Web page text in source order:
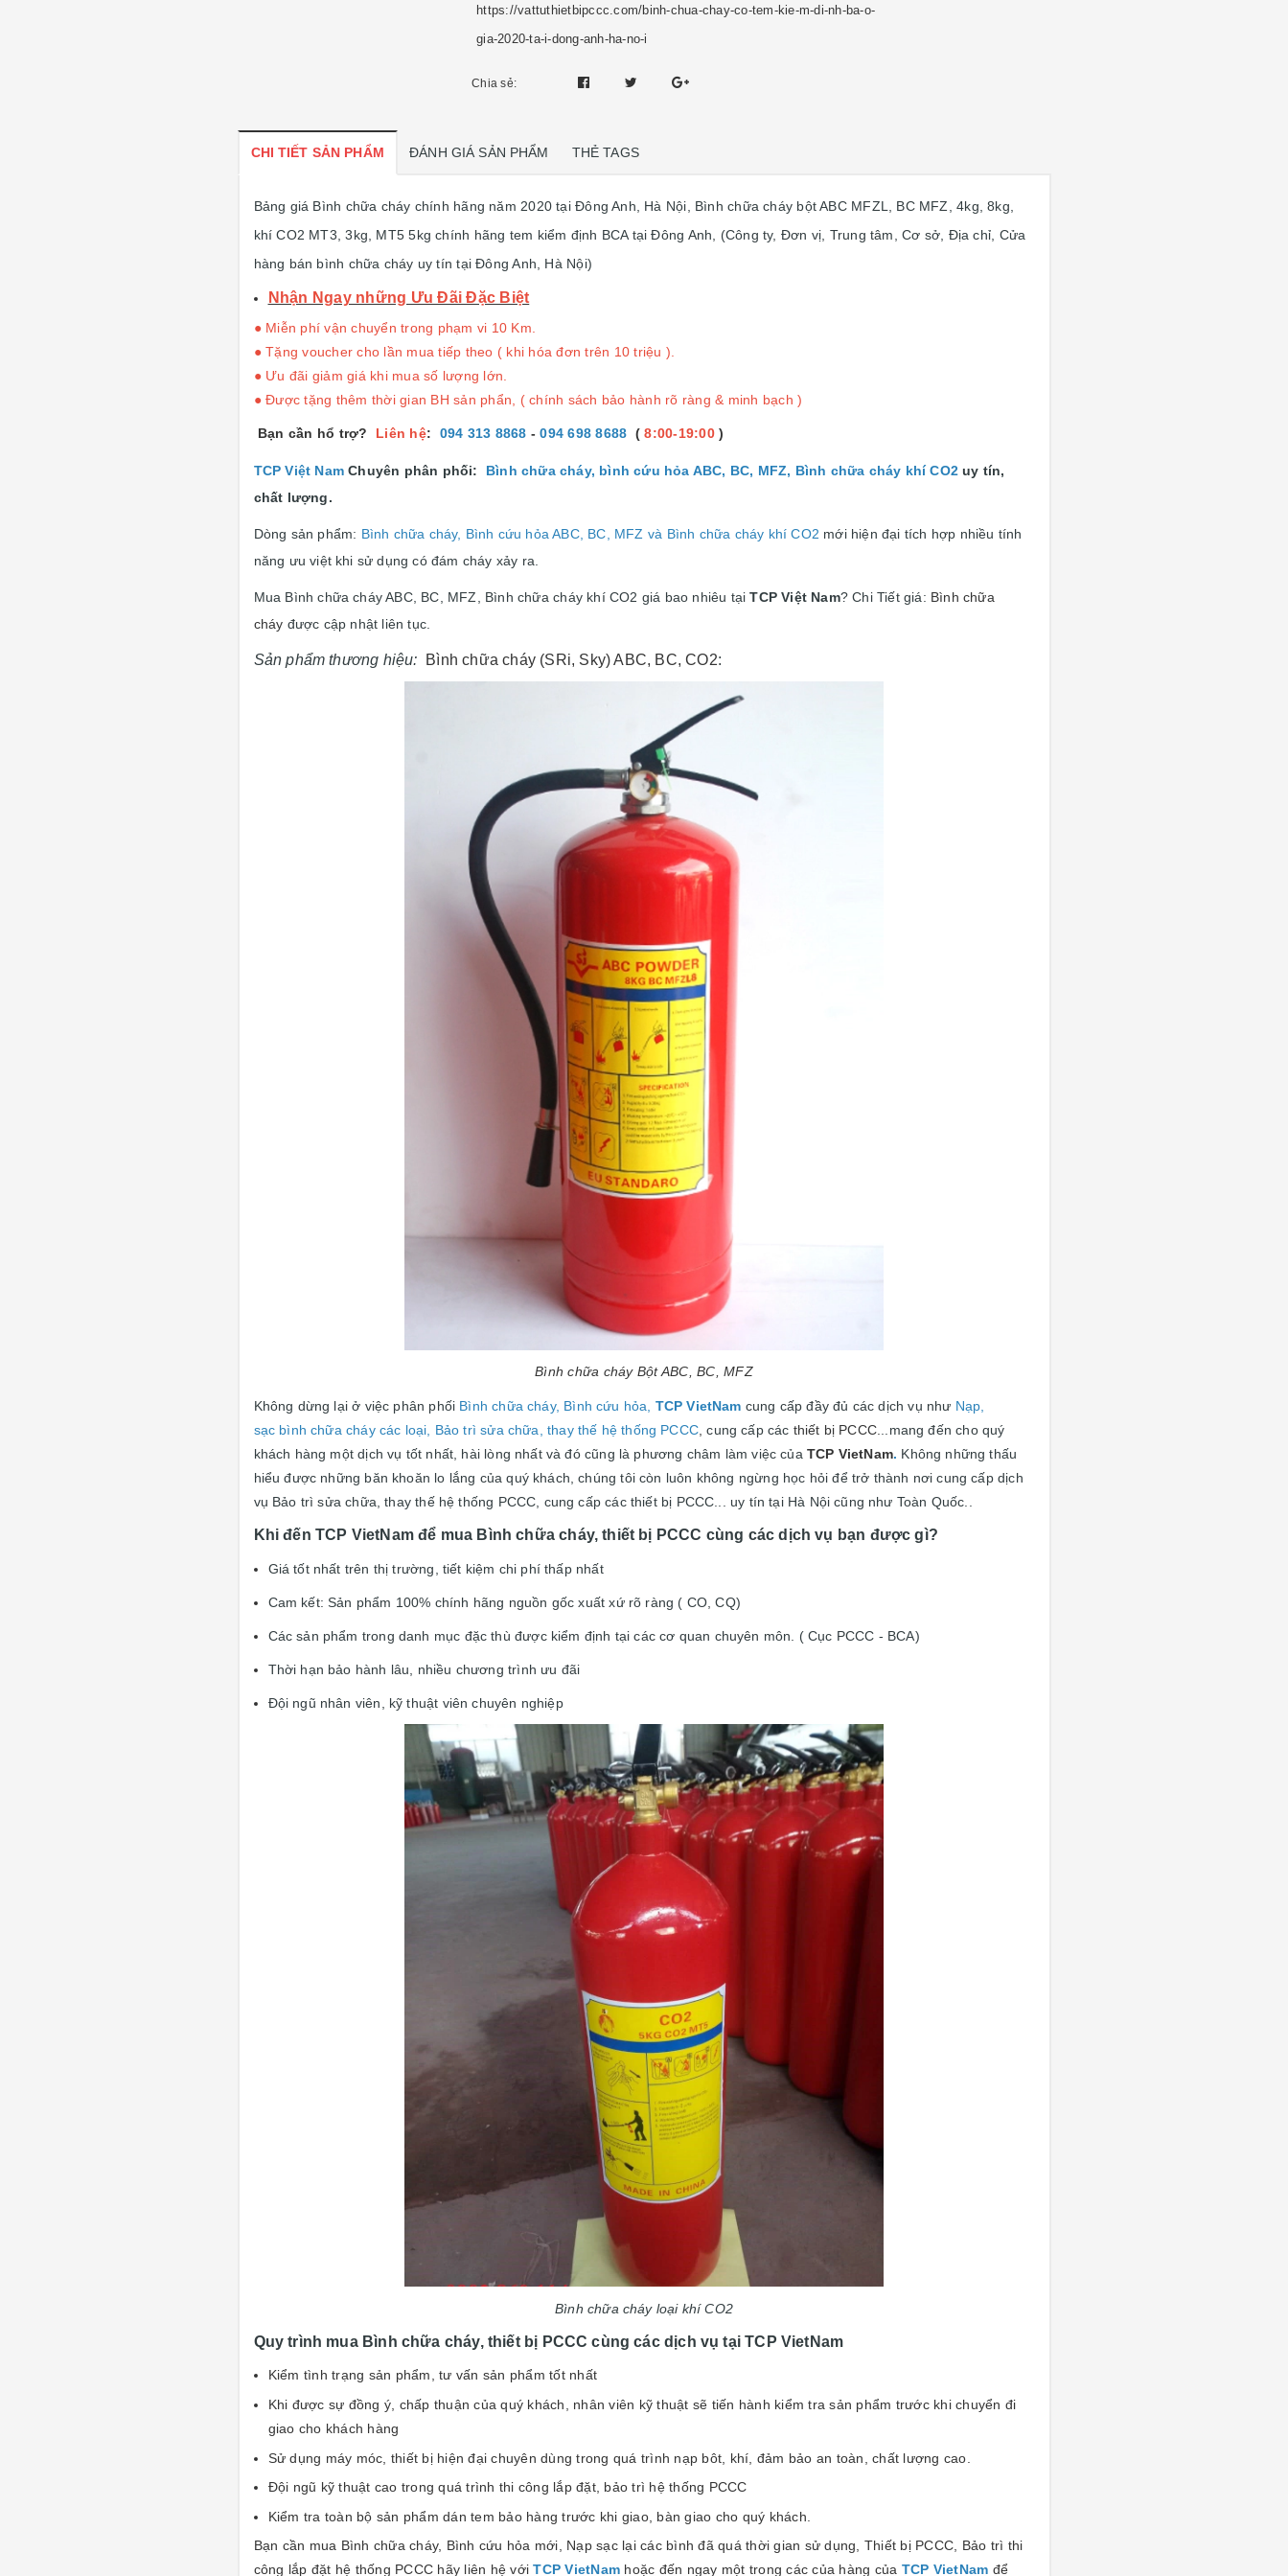
https://vattuthietbipccc.com/binh-chua-chay-co-tem-kie-m-di-nh-ba-o-
gia-2020-ta-i-dong-anh-ha-no-i
Chia sẻ:
CHI TIẾT SẢN PHẨM ĐÁNH GIÁ SẢN PHẨM THẺ TAGS
Bảng giá Bình chữa cháy chính hãng năm 2020 tại Đông Anh, Hà Nội, Bình chữa cháy bột ABC MFZL, BC MFZ, 4kg, 8kg,
khí CO2 MT3, 3kg, MT5 5kg chính hãng tem kiểm định BCA tại Đông Anh, (Công ty, Đơn vị, Trung tâm, Cơ sở, Địa chỉ, Cửa
hàng bán bình chữa cháy uy tín tại Đông Anh, Hà Nội)
Nhận Ngay những Ưu Đãi Đặc Biệt
● Miễn phí vận chuyển trong phạm vi 10 Km.
● Tặng voucher cho lần mua tiếp theo ( khi hóa đơn trên 10 triệu ).
● Ưu đãi giảm giá khi mua số lượng lớn.
● Được tặng thêm thời gian BH sản phẩn, ( chính sách bảo hành rõ ràng & minh bạch )
Bạn cần hổ trợ? Liên hệ: 094 313 8868 -094 698 8688 (8:00-19:00 )
TCP Việt NamChuyên phân phối: Bình chữa cháy, bình cứu hỏa ABC, BC, MFZ, Bình chữa cháy khí CO2uy tín,
chất lượng.
Dòng sản phẩm: Bình chữa cháy, Bình cứu hỏa ABC, BC, MFZ và Bình chữa cháy khí CO2 mới hiện đại tích hợp nhiều tính
năng ưu việt khi sử dụng có đám cháy xảy ra.
Mua Bình chữa cháy ABC, BC, MFZ, Bình chữa cháy khí CO2 giá bao nhiêu tạiTCP Việt Nam? Chi Tiết giá: Bình chữa
cháy được cập nhật liên tục.
Sản phẩm thương hiệu: Bình chữa cháy (SRi, Sky) ABC, BC, CO2:
Bình chữa cháy Bột ABC, BC, MFZ
Không dừng lại ở việc phân phối Bình chữa cháy, Bình cứu hỏa TCP VietNam cung cấp đầy đủ các dịch vụ như Nạp,
sạc bình chữa cháy các loại
Bảo trì sửa chữa, thay thế hệ thống PCCC, cung cấp các thiết bị PCCC.
..mang đến cho quý
khách hàng một dịch vụ tốt nhất, hài lòng nhất và đó cũng là phương châm làm việc của TCP VietNam. Không những thấu
hiểu được những băn khoăn lo lắng của quý khách, chúng tôi còn luôn không ngừng học hỏi để trở thành nơi cung cấp dịch
vụ Bảo trì sửa chữa, thay thế hệ thống PCCC, cung cấp các thiết bị PCCC... uy tín tại Hà Nội cũng như Toàn Quốc..
Khi đến TCP VietNam để mua Bình chữa cháy, thiết bị PCCC cùng các dịch vụ bạn được gì?
Giá tốt nhất trên thị trường, tiết kiệm chi phí thấp nhất
Cam kết: Sản phẩm 100% chính hãng nguồn gốc xuất xứ rõ ràng ( CO, CQ)
Các sản phẩm trong danh mục đặc thù được kiểm định tại các cơ quan chuyên môn. ( Cục PCCC - BCA)
Thời hạn bảo hành lâu, nhiều chương trình ưu đãi
Đội ngũ nhân viên, kỹ thuật viên chuyên nghiệp
Bình chữa cháy loại khí CO2
Quy trình mua Bình chữa cháy, thiết bị PCCC cùng các dịch vụ tại TCP VietNam
Kiểm tình trạng sản phẩm, tư vấn sản phẩm tốt nhất
Khi được sự đồng ý, chấp thuận của quý khách, nhân viên kỹ thuật sẽ tiến hành kiểm tra sản phẩm trước khi chuyển đi
giao cho khách hàng
Sử dụng máy móc, thiết bị hiện đại chuyên dùng trong quá trình nạp bôt, khí, đảm bảo an toàn, chất lượng cao.
Đội ngũ kỹ thuật cao trong quá trình thi công lắp đặt, bảo trì hệ thống PCCC
Kiểm tra toàn bộ sản phẩm dán tem bảo hàng trước khi giao, bàn giao cho quý khách.
Bạn cần mua Bình chữa cháy, Bình cứu hỏa mới, Nạp sạc lại các bình đã quá thời gian sử dụng, Thiết bị PCCC, Bảo trì thi
công lắp đặt hệ thống PCCC hãy liên hệ vớiTCP VietNam hoặc đến ngay một trong các của hàng của TCP VietNam để